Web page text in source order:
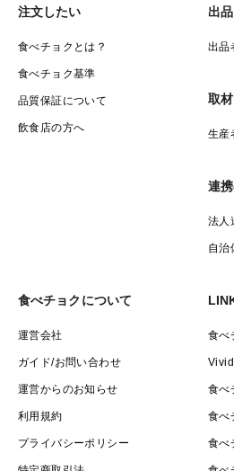
注文したい
食べチョクとは？
食べチョク基準
品質保証について
飲食店の方へ
出
出品
取
生産
連
法人
自治
食べチョクについて
運営会社
ガイド/お問い合わせ
運営からのお知らせ
利用規約
プライバシーポリシー
食べ
Vivid
食べ
食べ
食べ